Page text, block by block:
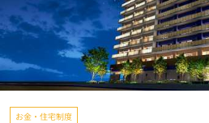
お金・住宅制度